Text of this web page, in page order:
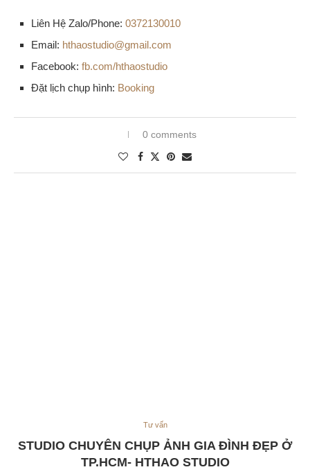
Liên Hệ Zalo/Phone: 0372130010
Email: hthaostudio@gmail.com
Facebook: fb.com/hthaostudio
Đặt lịch chụp hình: Booking
0 comments
Tư vấn
STUDIO CHUYÊN CHỤP ẢNH GIA ĐÌNH ĐẸP Ở
TP.HCM- HTHAO STUDIO